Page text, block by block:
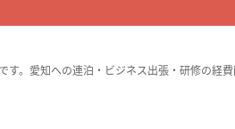
。愛知への連泊・ビジネス出張・研修の経